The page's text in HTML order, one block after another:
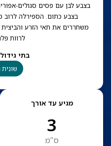
בצבע לבן עם פסים סגולים-
בצבע כתום. הספירלה לרוב
משחררים את תאי הזרע
לרוות
בתי
מגיע עד אורך
3
ס”מ